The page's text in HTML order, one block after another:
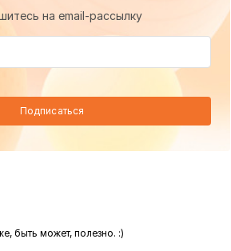
на email-рассылку
Подписаться
быть может, полезно. :)